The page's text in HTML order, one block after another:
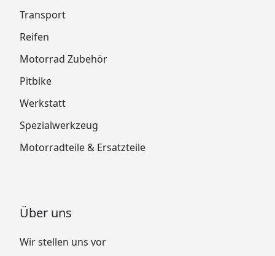
Transport
Reifen
Motorrad Zubehör
Pitbike
Werkstatt
Spezialwerkzeug
Motorradteile & Ersatzteile
Über uns
Wir stellen uns vor